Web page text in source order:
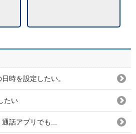
時を設定したい。
たい
話アプリでも...